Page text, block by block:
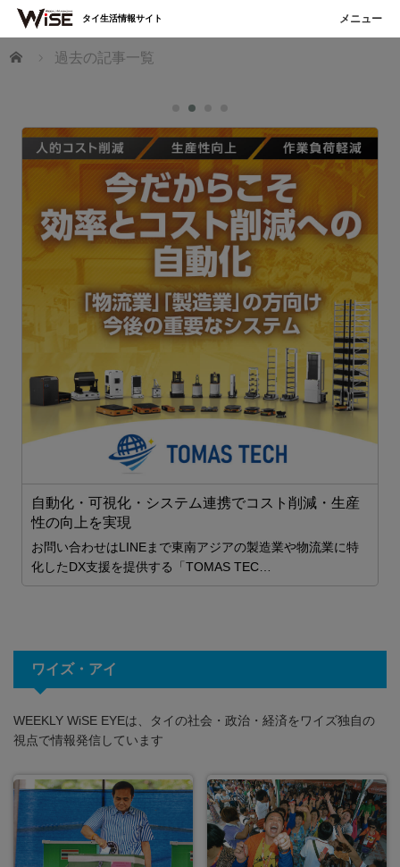
ホーム 過去の記事一覧
自動化・可視化・システム連携でコスト削減・生産
性の向上を実現
お問い合わせはLINEまで東南アジアの製造業や物流業に特
化したDX支援を提供する「TOMAS TEC…
ワイズ・アイ
WEEKLY WiSE EYEは、タイの社会・政治・経済をワイズ独自の
視点で情報発信しています
タイ生活情報サイト